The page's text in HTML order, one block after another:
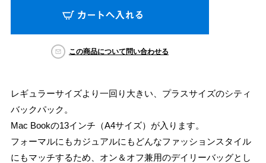
この商品について問い合わせる
レギュラーサイズより一回り大きい、プラスサイズのシティ
バックパック。
Mac Bookの13インチ（A4サイズ）が入ります。
フォーマルにもカジュアルにもどんなファッションスタイル
にもマッチするため、オン＆オフ兼用のデイリーバッグとし